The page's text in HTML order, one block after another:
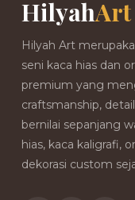
HilyahArt
Hilyah Art
seni kaca hias dan
premium yang
craftsmanship,
bernilai sepanjang
hias, kaca kaligrafi,
dekorasi custom